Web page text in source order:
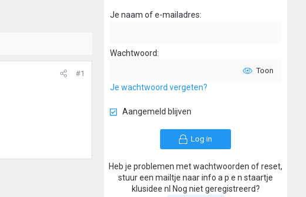
#1
Je naam of e-mailadres
Wachtwoord
Toon
Je wachtwoord vergeten?
Aangemeld blijven
Log in
Heb je problemen met wachtwoorden of reset,
stuur een mailtje naar info a p e n staartje
klusidee nl Nog niet geregistreerd?